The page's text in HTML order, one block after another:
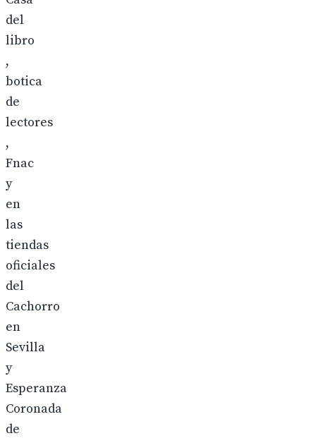
del
libro
,
botica
de
lectores
,
Fnac
y
en
las
tiendas
oficiales
del
Cachorro
en
Sevilla
y
Esperanza
Coronada
de